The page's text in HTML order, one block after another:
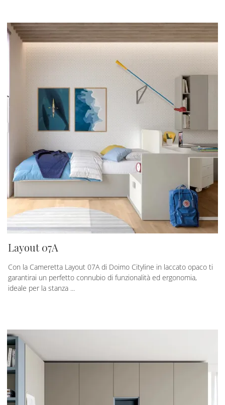
Layout 07A
Con la Cameretta Layout 07A di Doimo Cityline in laccato opaco ti
garantirai un perfetto connubio di funzionalità ed ergonomia,
ideale per la stanza ...